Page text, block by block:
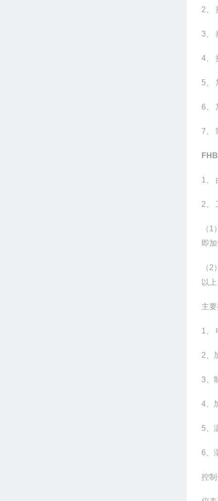
2
3
4
5
6
7
1
2
（
即
（
以
主
1
2
3
4
5
6
控